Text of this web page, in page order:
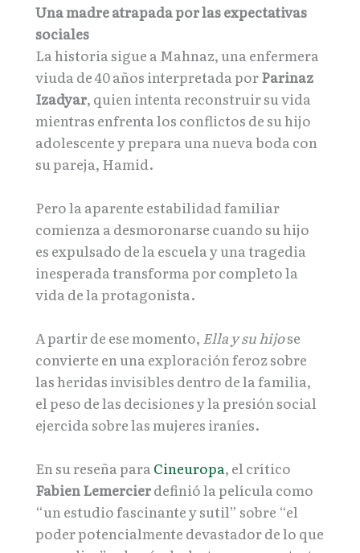
Una madre atrapada por las expectativas
sociales
La historia sigue a Mahnaz, una enfermera
viuda de 40 años interpretada porParinaz
Izadyar, quien intenta reconstruir su vida
mientras enfrenta los conflictos de su hijo
adolescente y prepara una nueva boda con
su pareja, Hamid.
Pero la aparente estabilidad familiar
comienza a desmoronarse cuando su hijo
es expulsado de la escuela y una tragedia
inesperada transforma por completo la
vida de la protagonista.
A partir de ese momento, Ella y su hijose
convierte en una exploración feroz sobre
las heridas invisibles dentro de la familia,
el peso de las decisiones y la presión social
ejercida sobre las mujeres iraníes.
En su reseña paraCineuropa, el crítico
Fabien Lemercierdefinió la película como
“un estudio fascinante y sutil” sobre “el
poder potencialmente devastador de lo que